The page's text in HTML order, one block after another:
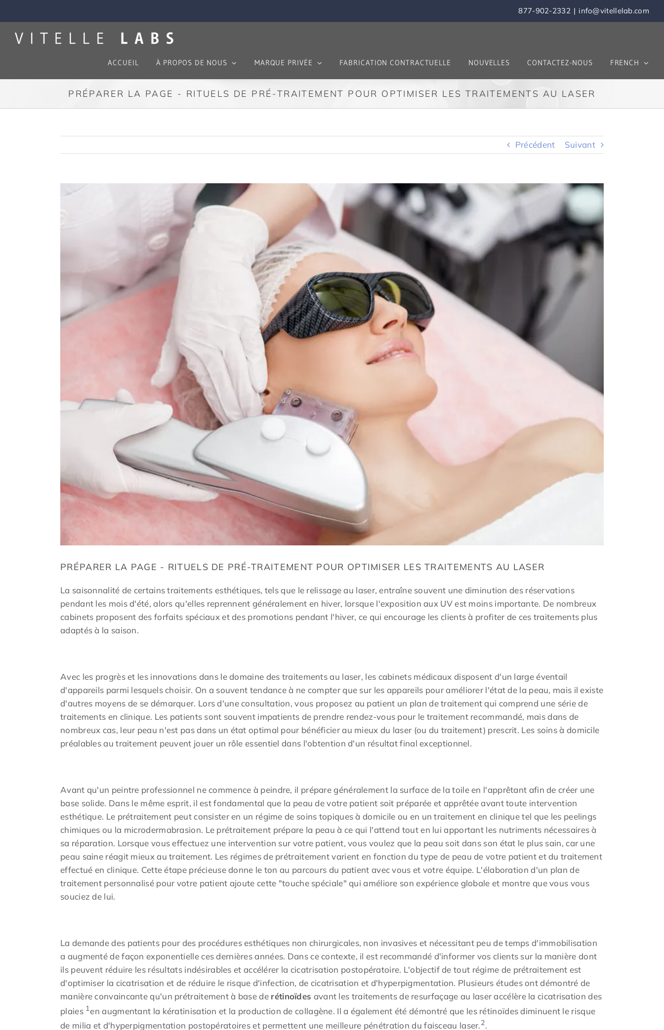
to
content
877-902-2332 | info@vitellelab.com
ACCUEIL À PROPOS DE NOUS MARQUE PRIVÉE FABRICATION CONTRACTUELLE NOUVELLES CONTACTEZ-NOUS FRENCH
PRÉPARER LA PAGE - RITUELS DE PRÉ-TRAITEMENT POUR OPTIMISER LES TRAITEMENTS AU LASER
Précédent Suivant
PRÉPARER LA PAGE - RITUELS DE PRÉ-TRAITEMENT POUR OPTIMISER LES TRAITEMENTS AU LASER
La saisonnalité de certains traitements esthétiques, tels que le relissage au laser, entraîne souvent une diminution des réservations
pendant les mois d'été, alors qu'elles reprennent généralement en hiver, lorsque l'exposition aux UV est moins importante. De nombreux
cabinets proposent des forfaits spéciaux et des promotions pendant l'hiver, ce qui encourage les clients à profiter de ces traitements plus
adaptés à la saison.
Avec les progrès et les innovations dans le domaine des traitements au laser, les cabinets médicaux disposent d'un large éventail
d'appareils parmi lesquels choisir. On a souvent tendance à ne compter que sur les appareils pour améliorer l'état de la peau, mais il existe
d'autres moyens de se démarquer. Lors d'une consultation, vous proposez au patient un plan de traitement qui comprend une série de
traitements en clinique. Les patients sont souvent impatients de prendre rendez-vous pour le traitement recommandé, mais dans de
nombreux cas, leur peau n'est pas dans un état optimal pour bénéficier au mieux du laser (ou du traitement) prescrit. Les soins à domicile
préalables au traitement peuvent jouer un rôle essentiel dans l'obtention d'un résultat final exceptionnel.
Avant qu'un peintre professionnel ne commence à peindre, il prépare généralement la surface de la toile en l'apprêtant afin de créer une
base solide. Dans le même esprit, il est fondamental que la peau de votre patient soit préparée et apprêtée avant toute intervention
esthétique. Le prétraitement peut consister en un régime de soins topiques à domicile ou en un traitement en clinique tel que les peelings
chimiques ou la microdermabrasion. Le prétraitement prépare la peau à ce qui l'attend tout en lui apportant les nutriments nécessaires à
sa réparation. Lorsque vous effectuez une intervention sur votre patient, vous voulez que la peau soit dans son état le plus sain, car une
peau saine réagit mieux au traitement. Les régimes de prétraitement varient en fonction du type de peau de votre patient et du traitement
effectué en clinique. Cette étape précieuse donne le ton au parcours du patient avec vous et votre équipe. L'élaboration d'un plan de
traitement personnalisé pour votre patient ajoute cette "touche spéciale" qui améliore son expérience globale et montre que vous vous
souciez de lui.
La demande des patients pour des procédures esthétiques non chirurgicales, non invasives et nécessitant peu de temps d'immobilisation
a augmenté de façon exponentielle ces dernières années. Dans ce contexte, il est recommandé d'informer vos clients sur la manière dont
ils peuvent réduire les résultats indésirables et accélérer la cicatrisation postopératoire. L'objectif de tout régime de prétraitement est
d'optimiser la cicatrisation et de réduire le risque d'infection, de cicatrisation et d'hyperpigmentation. Plusieurs études ont démontré de
manière convaincante qu'un prétraitement à base de rétinoïdes avant les traitements de resurfaçage au laser accélère la cicatrisation des
plaies 1en augmentant la kératinisation et la production de collagène. Il a également été démontré que les rétinoïdes diminuent le risque
de milia et d'hyperpigmentation postopératoires et permettent une meilleure pénétration du faisceau laser.2.